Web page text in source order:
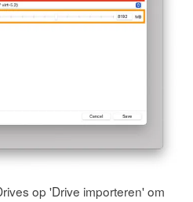
op 'Drive importeren' om